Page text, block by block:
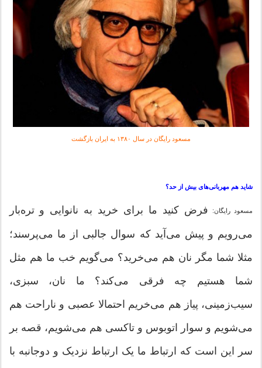
مسعود رایگان در سال ۱۳۸۰ به ایران بازگشت
شاید هم مهربانی‌های بیش از حد؟
مسعود رایگان: فرض کنید ما برای خرید به نانوایی و تره‌بار
می‌رویم و پیش می‌آید که سوال جالبی از ما می‌پرسند؛
مثلا شما مگر نان هم می‌خرید؟ می‌گویم خب ما هم مثل
شما هستیم چه فرقی می‌کند؟ ما نان، سبزی،
سیب‌زمینی، پیاز هم می‌خریم احتمالا عصبی و ناراحت هم
می‌شویم و سوار اتوبوس و تاکسی هم می‌شویم، قصه بر
سر این است که ارتباط ما یک ارتباط نزدیک و دوجانبه با